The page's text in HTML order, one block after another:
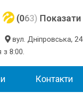
вул. Дніпровська, 24
8:00.
(063) Показати
Контакти